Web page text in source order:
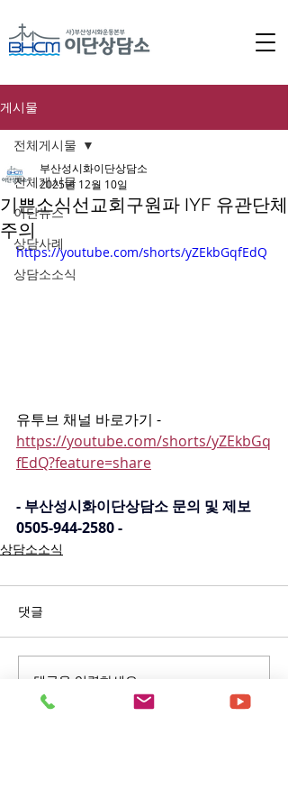
게시물
전체게시물
이단뉴스
상담사례
상담소소식
전체게시물
기쁜소식선교회구원파 IYF 유관단체
주의
부산성시화이단상담소
2025년 12월 10일
https://youtube.com/shorts/yZEkbGqfEdQ
유투브 채널 바로가기 -
https://youtube.com/shorts/yZEkbGq
fEdQ?feature=share
- 부산성시화이단상담소 문의 및 제보
0505-944-2580 -
상담소소식
댓글
댓글을 입력하세요.